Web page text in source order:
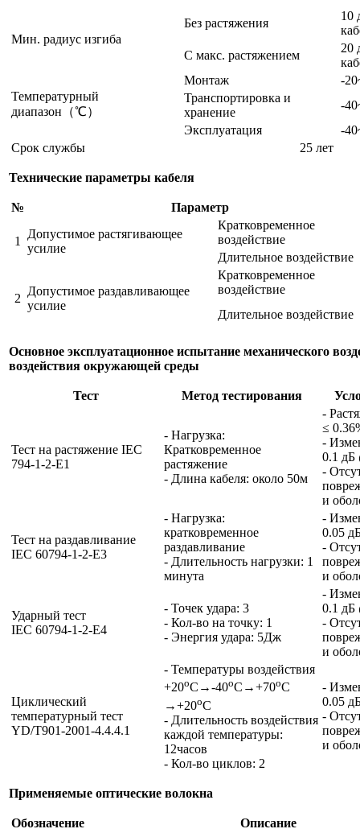
Мин. радиус изгиба
Без растяжения
10
С макс. растяжением
20
Температурный
диапазон（℃）
Монтаж
-
Транспортировка и
хранение
-
Эксплуатация
-
Срок службы
25 лет
Технические параметры кабеля
№ Параметр
1
Допустимое растягивающее
усилие
Кратковременное
воздействие
Длительное воздействие
2
Допустимое раздавливающее
усилие
Кратковременное
воздействие
Длительное воздействие
Основное эксплуатационное испытание механического
воздействия окружающей среды
Тест Метод тестирования
Тест на растяжение IEC
794-1-2-E1
- Нагрузка:
Кратковременное
растяжение
- Длина кабеля: около 50м
-
≤
-
0.1 дБ
-
и
Тест на раздавливание
IEC 60794-1-2-E3
- Нагрузка:
кратковременное
раздавливание
- Длительность нагрузки: 1
минута
-
0.05
-
и
Ударный тест
IEC 60794-1-2-E4
- Точек удара: 3
- Кол-во на точку: 1
- Энергия удара: 5Дж
-
0.1 дБ
-
и
Циклический
температурный тест
YD/T901-2001-4.4.4.1
- Температуры воздействия
+20oC→-40oC→+70oC
→+20oC
- Длительность воздействия
каждой температуры:
12часов
- Кол-во циклов: 2
-
0.05
-
и
Применяемые оптические волокна
Обозначение Описание